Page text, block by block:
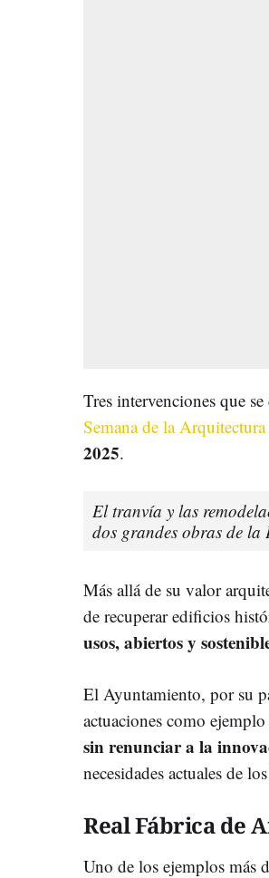
Tres intervenciones que
Semana de la
2025.
El tranvía y las
dos grandes obras de la
Más allá de su valor
de recuperar edificios
usos, abiertos y
El Ayuntamiento, por su
actuaciones como
sin renunciar a la
necesidades actuales de
Real Fábrica de
Uno de los ejemplos más